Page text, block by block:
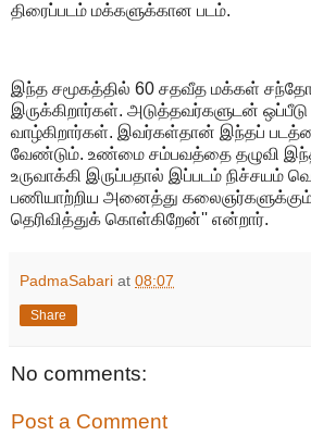
திரைப்படம் மக்களுக்கான படம்.
இந்த சமூகத்தில் 60 சதவீத மக்கள்
இருக்கிறார்கள். அடுத்தவர்களுடன்
வாழ்கிறார்கள். இவர்கள்தான் இந்தப்
வேண்டும். உண்மை சம்பவத்தை தழுவி
உருவாக்கி இருப்பதால் இப்படம் நிச்சயம்
பணியாற்றிய அனைத்து கலைஞர்களுக்கும்
தெரிவித்துக் கொள்கிறேன்'' என்றார்.
PadmaSabari at 08:07
Share
No comments:
Post a Comment